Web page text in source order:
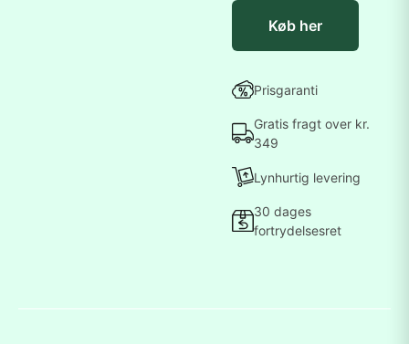
Køb her
Prisgaranti
Gratis fragt over kr.
349
Lynhurtig levering
30 dages
fortrydelsesret